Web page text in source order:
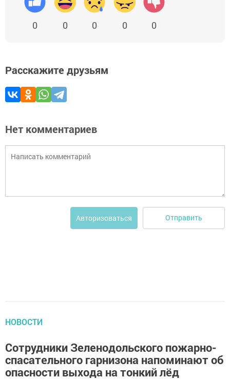
0 0 0 0 0
Расскажите друзьям
Нет комментариев
Авторизоваться Отправить
НОВОСТИ
Сотрудники Зеленодольского пожарно-
спасательного гарнизона напоминают об
опасности выхода на тонкий лёд